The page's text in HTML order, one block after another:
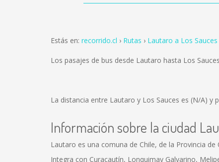
Estás en: recorrido.cl Rutas Lautaro a Los Sauces
Los pasajes de bus desde Lautaro hasta Los
La distancia entre Lautaro y Los Sauces es (N/A) y
Información sobre la ciudad
Lautaro es una comuna de Chile, de la Provincia de
Integra con Curacautín, Lonquimay Galvarino,